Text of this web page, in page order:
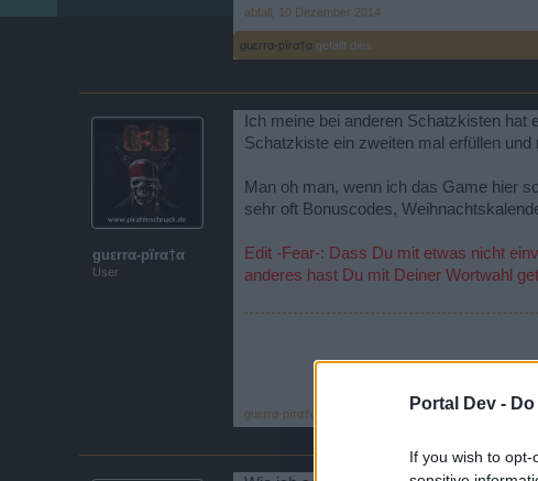
Portal Dev -
If you wish to
abfall 10 Dezember 2014
guεrrα-pïrα†α gefällt dies.
guεrrα-pïrα†α
User
Ich meine bei anderen Schatzkisten
Schatzkiste ein zweiten mal erfüllen und
Man oh man, wenn ich das Game hier
sehr oft Bonuscodes,
Edit -Fear-: Dass Du mit etwas nicht
anderes hast Du mit Deiner Wortwahl
guεrrα-pïrα†α 10 Dezember 2014